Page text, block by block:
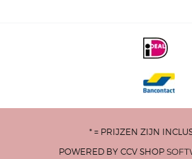
* = PRIJZEN ZIJN
POWERED BY CCV SHOP